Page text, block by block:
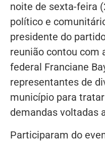
noite de sexta-feira
político e
presidente do
reunião contou com
federal Franciane
representantes de
município para
demandas voltadas
Participaram do